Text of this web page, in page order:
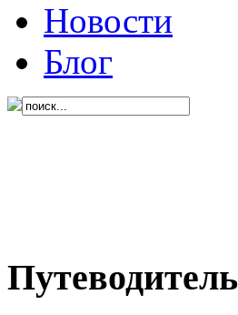
Новости
Блог